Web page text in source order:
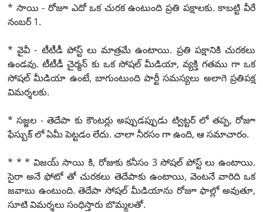
* సాయి - రోజూ ఎదో ఒక చురక ఉంటుంది ప్రతి పక్షాలకు. కాబట్టి వీరే
నంబర్ 1.
* వైవీ - టీటీడీ పోస్ట్ లు మాత్రమే ఉంటాయి. ప్రతి పక్షానికి చురకలు
ఉండవు. టీటీడీ చైర్మన్ కు ఒక సోషల్ మీడియా, వ్యక్తి గతము గా ఒక
సోషల్ మీడియా ఉంటే, బాగుంటుంది పార్టీ సమస్యలు అలాగె ప్రతిపక్ష
విమర్శలకు.
* సజ్జల - తెదేపా కు కౌంటర్లు అప్పుడప్పుడు ట్విట్టర్ లో తప్ప, రోజూ
ఫేస్బుక్ లో ఏమీ పెట్టడం లేదు. చాలా నీరసం గా ఉంది, ఆ సమాచారం.
* * * విజయ్ సాయి కి, రోజుకు కనీసం 3 సోషల్ పోస్ట్ లు ఉంటాయి.
సైరా అనే ఫోటో తో చురకలు తెదేపాకు ఉంటాయి, వెంటనే వారిది ఒక
జవాబు ఉంటుంది. తెదేపా సోషల్ మీడియాను రోజూ ఫాల్లో అవుతూ,
సూటి విమర్శలు సంధిస్తారు బొమ్మలతో.